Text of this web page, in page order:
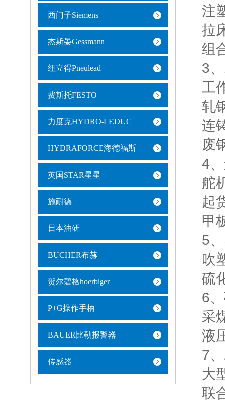
西门子Siemens
杰斯晏Gessmann
纽立得Pneulead
费斯托FESTO
力度克HYDRO-LEDUC
HYDRAFORCE海德福斯
英国STAR星星
施耐德
日本油研
BUCHER布赫
贺尔碧格hoerbiger
P+G操作手柄
BAUER比勒报警器
传感器
注塑
拉床/
组合
3、冶
工作
轧钢
连铸
废钢
4、船
舵机
起货
甲板
5、
吹塑
硫化
6、
采煤
液压
7、
大型
联合